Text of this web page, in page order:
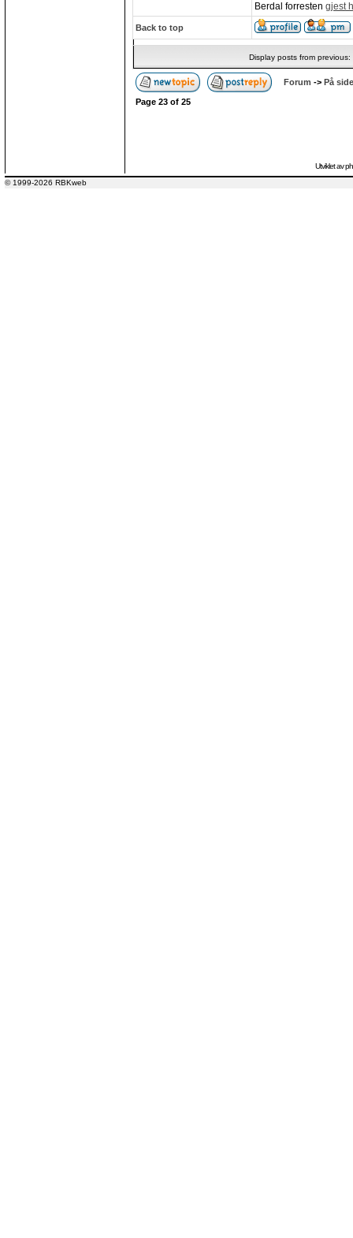
Berdal forresten gjest
Back to top
Display posts from previous:
Forum -> På
Page 23 of 25
Utviklet av
© 1999-2026 RBKweb